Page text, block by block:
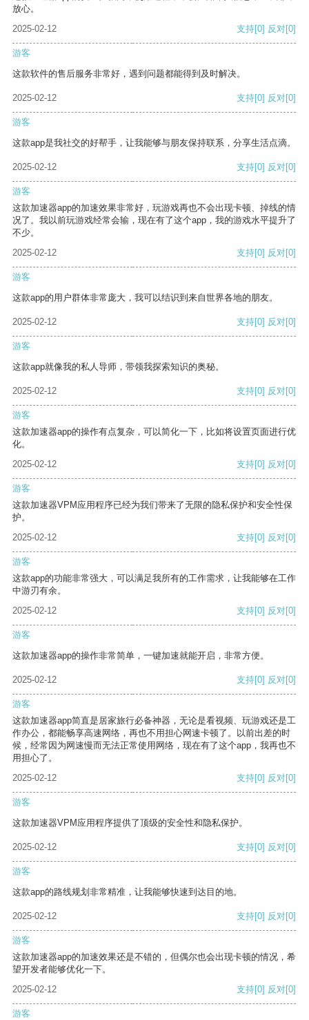
放心。
2025-02-12
支持[0] 反对[0]
游客
这款软件的售后服务非常好，遇到问题都能得到及时解决。
2025-02-12 支持[0] 反对[0]
游客
这款app是我社交的好帮手，让我能够与朋友保持联系，分享生活点滴。
2025-02-12 支持[0] 反对[0]
游客
这款加速器app的加速效果非常好，玩游戏再也不会出现卡顿、掉线的情
况了。我以前玩游戏经常会输，现在有了这个app，我的游戏水平提升了
不少。
2025-02-12
支持[0] 反对[0]
游客
这款app的用户群体非常庞大，我可以结识到来自世界各地的朋友。
2025-02-12 支持[0] 反对[0]
游客
这款app就像我的私人导师，带领我探索知识的奥秘。
2025-02-12 支持[0] 反对[0]
游客
这款加速器app的操作有点复杂，可以简化一下，比如将设置页面进行优
化。
2025-02-12
支持[0] 反对[0]
游客
这款加速器VPM应用程序已经为我们带来了无限的隐私保护和安全性保
护。
2025-02-12
支持[0] 反对[0]
游客
这款app的功能非常强大，可以满足我所有的工作需求，让我能够在工作
中游刃有余。
2025-02-12
支持[0] 反对[0]
游客
这款加速器app的操作非常简单，一键加速就能开启，非常方便。
2025-02-12 支持[0] 反对[0]
游客
这款加速器app简直是居家旅行必备神器，无论是看视频、玩游戏还是工
作办公，都能畅享高速网络，再也不用担心网速卡顿了。以前出差的时
候，经常因为网速慢而无法正常使用网络，现在有了这个app，我再也不
用担心了。
2025-02-12
支持[0] 反对[0]
游客
这款加速器VPM应用程序提供了顶级的安全性和隐私保护。
2025-02-12 支持[0] 反对[0]
游客
这款app的路线规划非常精准，让我能够快速到达目的地。
2025-02-12 支持[0] 反对[0]
游客
这款加速器app的加速效果还是不错的，但偶尔也会出现卡顿的情况，希
望开发者能够优化一下。
2025-02-12
支持[0] 反对[0]
游客